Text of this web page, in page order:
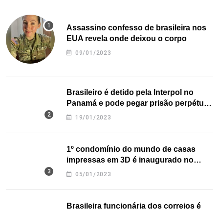
Assassino confesso de brasileira nos
EUA revela onde deixou o corpo
09/01/2023
Brasileiro é detido pela Interpol no
Panamá e pode pegar prisão perpétua
nos EUA
19/01/2023
1º condomínio do mundo de casas
impressas em 3D é inaugurado no
Texas
05/01/2023
Brasileira funcionária dos correios é